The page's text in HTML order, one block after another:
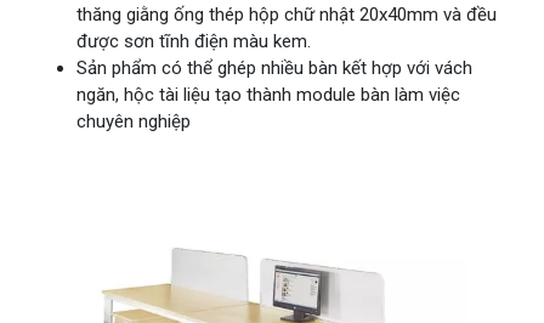
thăng giằng ống thép hộp chữ nhật 20x40mm và đều
được sơn tĩnh điện màu kem.
Sản phẩm có thể ghép nhiều bàn kết hợp với vách
ngăn, hộc tài liệu tạo thành module bàn làm việc
chuyên nghiệp